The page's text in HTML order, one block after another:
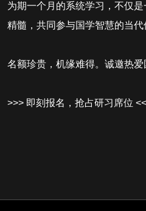
为期一个月的系统学习，不仅
精髓，共同参与国学智慧的当代
名额珍贵，机缘难得。诚邀热
>>> 即刻报名，抢占研习席位